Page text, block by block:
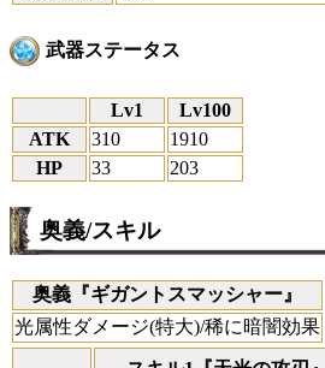
武器ステータス
Lv1
Lv100
ATK
310
1910
HP
33 203
奥義/スキル
奥義『ギガントスマッシャー』
光属性ダメージ(特大)/稀に暗闇効果